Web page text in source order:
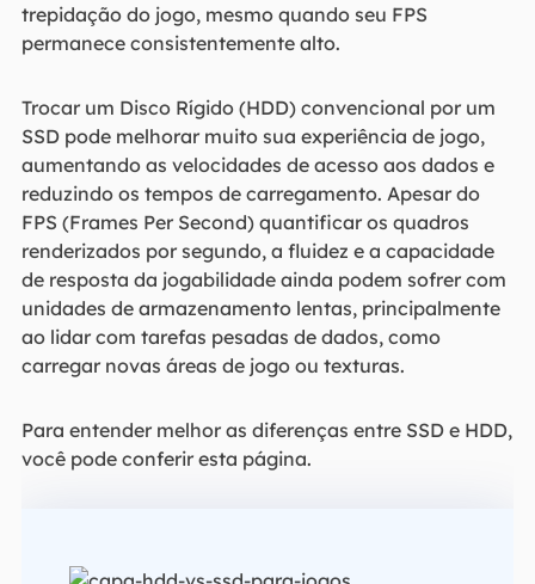
trepidação do jogo, mesmo quando seu FPS
permanece consistentemente alto.
Trocar um Disco Rígido (HDD) convencional por um
SSD pode melhorar muito sua experiência de jogo,
aumentando as velocidades de acesso aos dados e
reduzindo os tempos de carregamento. Apesar do
FPS (Frames Per Second) quantificar os quadros
renderizados por segundo, a fluidez e a capacidade
de resposta da jogabilidade ainda podem sofrer com
unidades de armazenamento lentas, principalmente
ao lidar com tarefas pesadas de dados, como
carregar novas áreas de jogo ou texturas.
Para entender melhor as diferenças entre SSD e HDD,
você pode conferir esta página.